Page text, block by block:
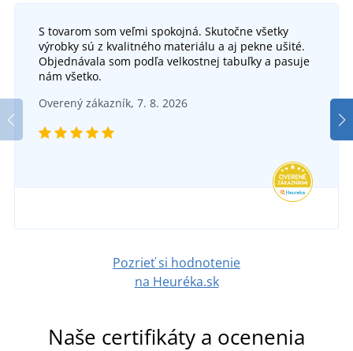
S tovarom som veľmi spokojná. Skutočne všetky
výrobky sú z kvalitného materiálu a aj pekne ušité.
Objednávala som podľa velkostnej tabuľky a pasuje
nám všetko.
Overený zákazník, 7. 8. 2026
Pozrieť si hodnotenie
na Heuréka.sk
Naše certifikáty a ocenenia